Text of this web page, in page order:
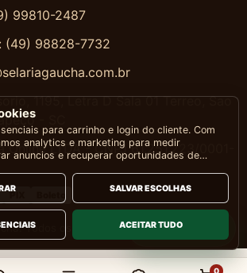
99810-2487
(49) 98828-7732
1195, Letra D Sala 01 Terreo, Sao
- SC
Online LTDA - CNPJ 61.251.223/0001-
PIX
Todos os direitos reservados.WhatsApp
0
para carrinho e login do cliente. Com
e marketing para medir
anuncios e recuperar oportunidades de
SALVAR ESCOLHAS
ACEITAR TUDO